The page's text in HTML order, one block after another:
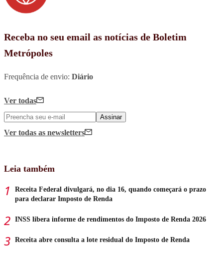
Receba no seu email as notícias de Boletim
Metrópoles
Frequência de envio: Diário
Ver todas
Assinar
Ver todas as newsletters
Leia também
Receita Federal divulgará, no dia 16, quando começará o prazo
para declarar Imposto de Renda
INSS libera informe de rendimentos do Imposto de Renda 2026
Receita abre consulta a lote residual do Imposto de Renda